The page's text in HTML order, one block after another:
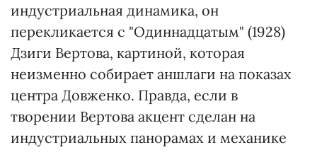
индустриальная динамика, он
перекликается с "Одиннадцатым" (1928)
Дзиги Вертова, картиной, которая
неизменно собирает аншлаги на показах
центра Довженко. Правда, если в
творении Вертова акцент сделан на
индустриальных панорамах и механике